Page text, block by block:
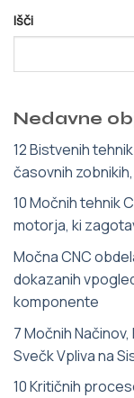
Išči
Nedavne
12 Bistvenih
časovnih
10 Močnih tehnik
motorja, ki
Močna CNC
dokazanih
komponente
7 Močnih
Svečk Vpliva na
10 Kritičnih